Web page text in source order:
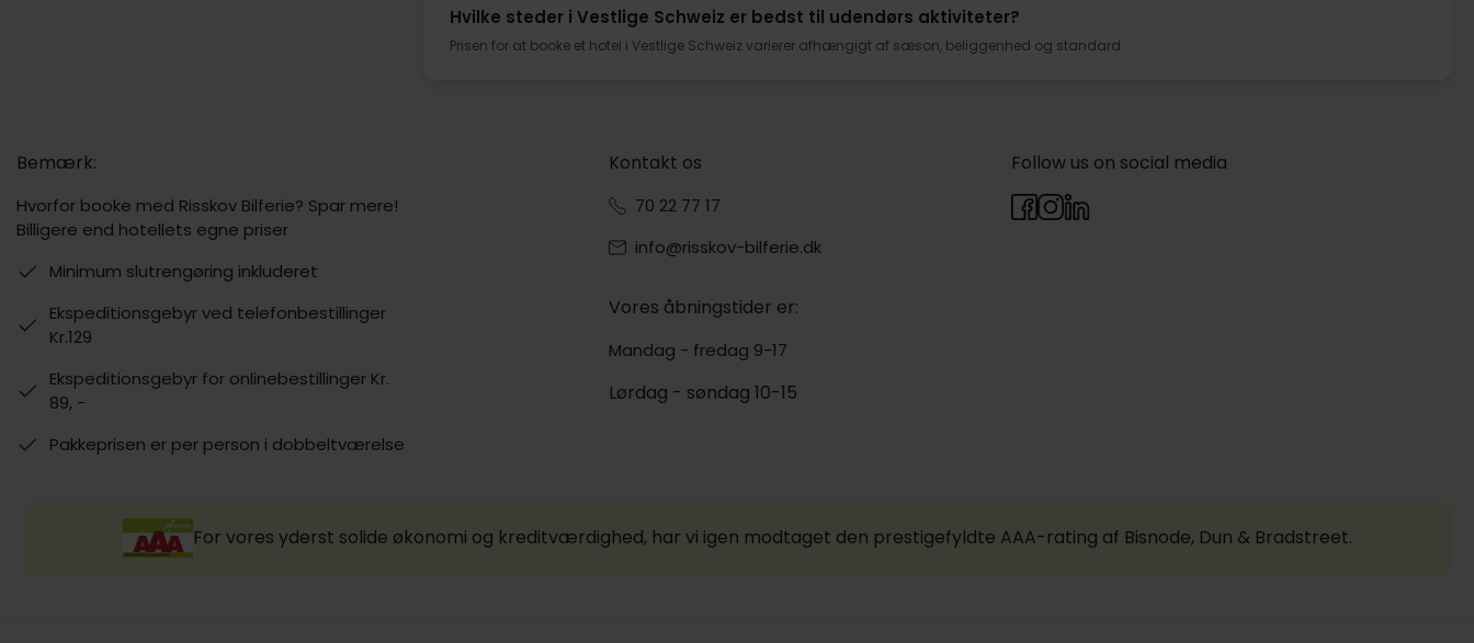
Hvilke steder i Vestlige Schweiz er bedst til udendørs aktiviteter?
Prisen for at booke et hotel i Vestlige Schweiz varierer afhængigt af sæson, beliggenhed og standard.
Bemærk:
Hvorfor booke med Risskov Bilferie? Spar mere!
Billigere end hotellets egne priser
Minimum slutrengøring inkluderet
Ekspeditionsgebyr ved telefonbestillinger
Kr.129
Ekspeditionsgebyr for onlinebestillinger Kr.
89, -
Pakkeprisen er per person i dobbeltværelse
Kontakt os
70 22 77 17
info@risskov-bilferie.dk
Vores åbningstider er:
Mandag - fredag 9-17
Lørdag - søndag 10-15
Follow us on social media
For vores yderst solide økonomi og kreditværdighed, har vi igen modtaget den prestigefyldte AAA-rating af Bisnode, Dun & Bradstreet.